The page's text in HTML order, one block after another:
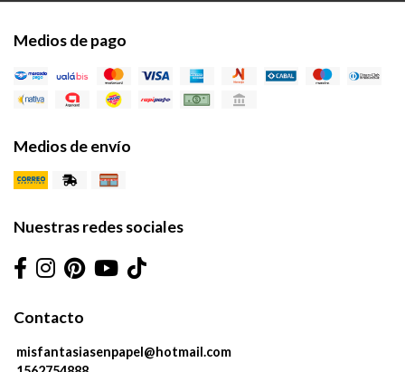
Medios de pago
Medios de envío
Nuestras redes sociales
Contacto
misfantasiasenpapel@hotmail.com